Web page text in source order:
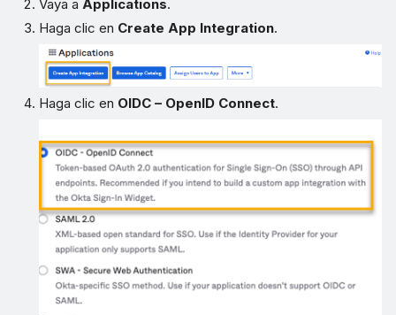
Vaya a Applications.
Haga clic en Create App Integration.
Haga clic en OIDC – OpenID Connect.